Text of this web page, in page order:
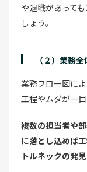
や退職があって
しょう。
（２）業務
業務フロー図に
工程やムダが一目
複数の担当者や
に落とし込めば
トルネックの発